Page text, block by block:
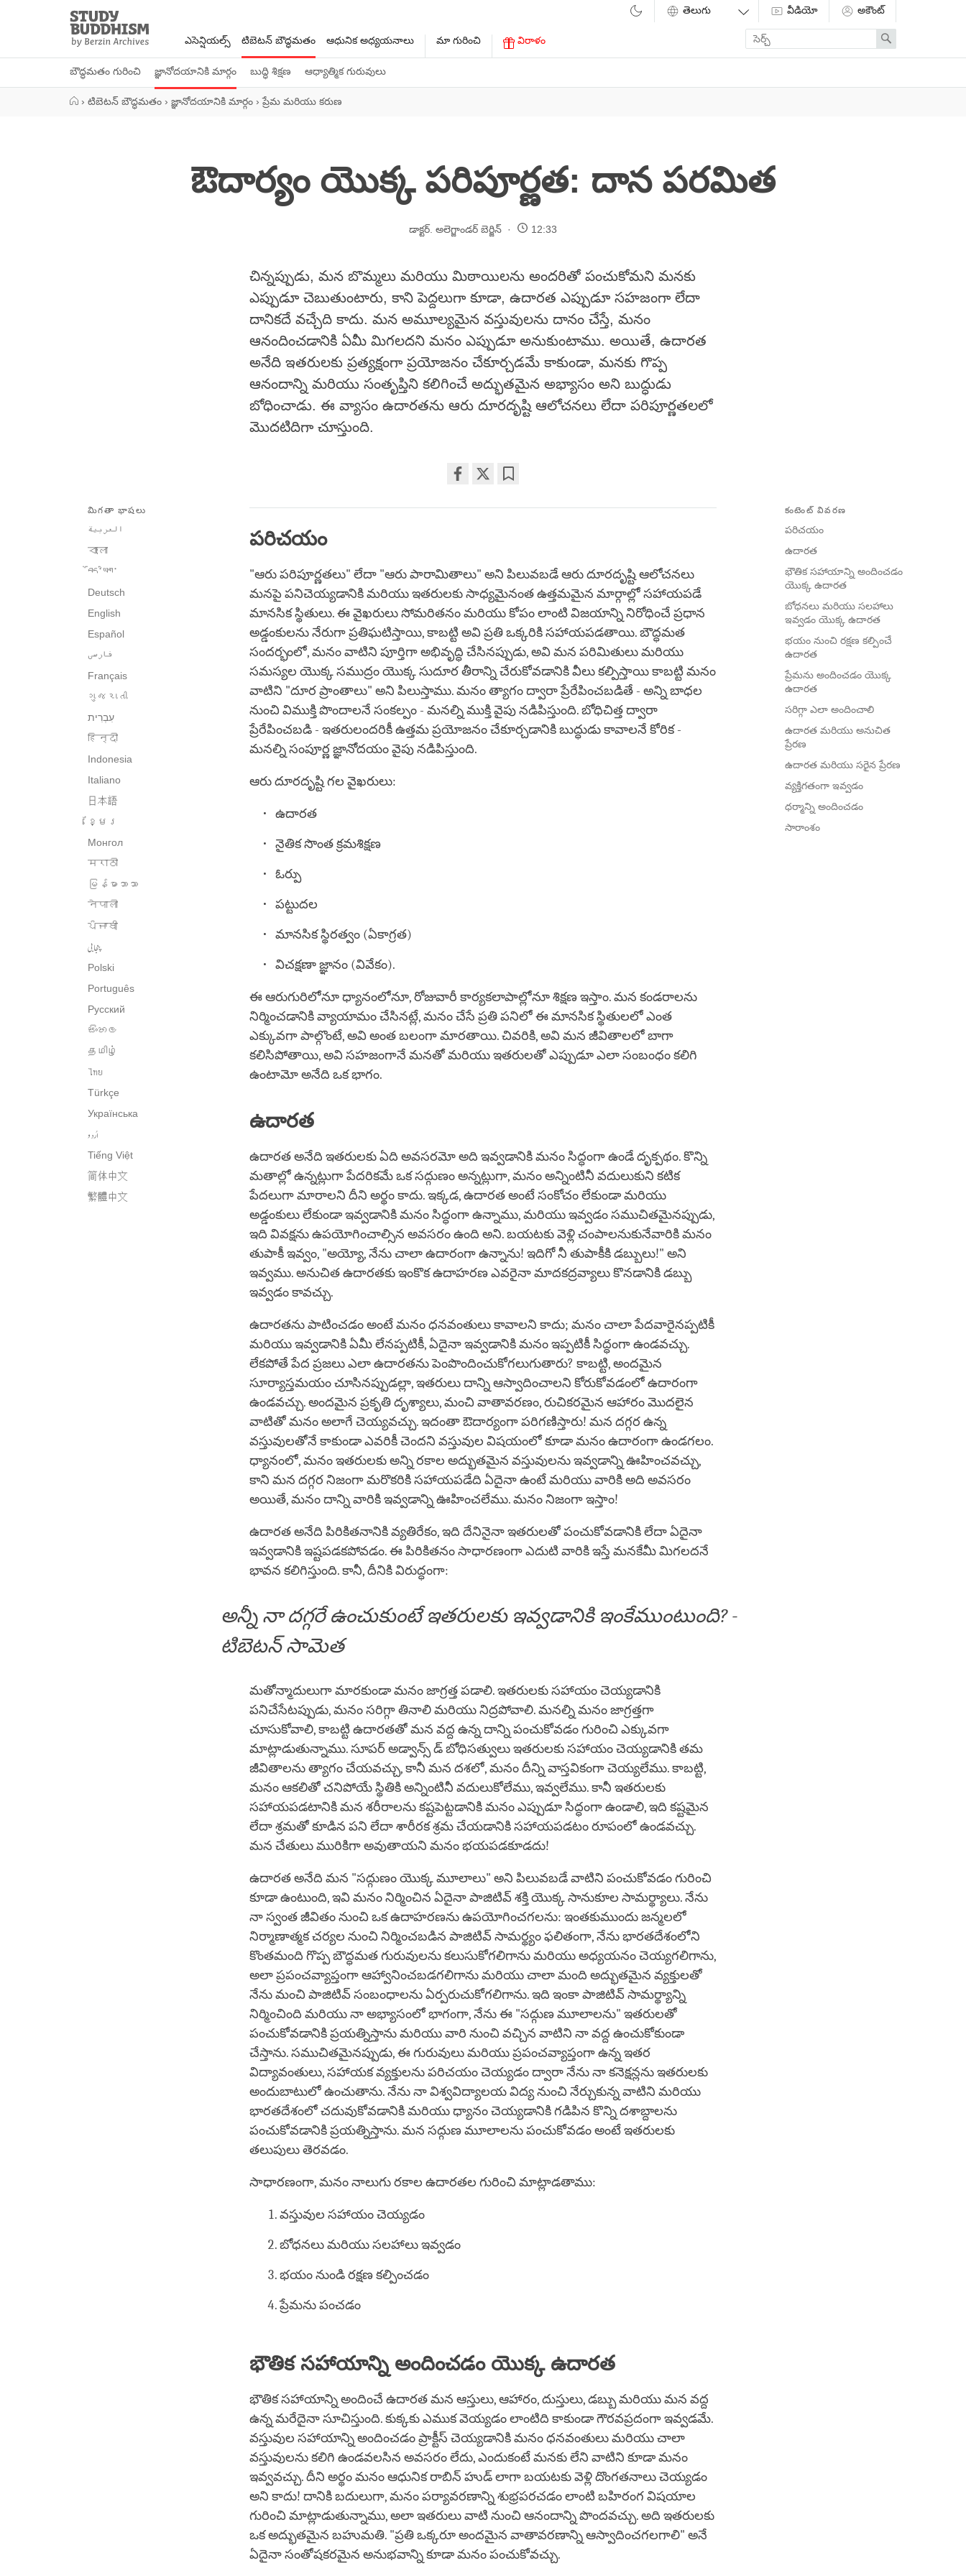
Study
Buddhism
Home
ఎసెన్షియల్స్ టిబెటన్ బౌద్ధమతం
బౌద్ధమతం గురించి జ్ఞానోదయానికి మార్గం బుద్ధి శిక్షణ ఆధ్యాత్మిక గురువులు
ఆధునిక అధ్యయనాలు మా గురించి విరాళం
వీడియో అకౌంట్
Enter
search
term
Search
› టిబెటన్ బౌద్ధమతం › జ్ఞానోదయానికి మార్గం ›ప్రేమ మరియు కరుణ
ఔదార్యం యొక్క పరిపూర్ణత: దాన పరమిత
డాక్టర్. అలెగ్జాండర్ బెర్జిన్ 12:33
చిన్నప్పుడు, మన బొమ్మలు మరియు మిఠాయిలను అందరితో పంచుకోమని మనకు
ఎప్పుడూ చెబుతుంటారు, కాని పెద్దలుగా కూడా, ఉదారత ఎప్పుడూ సహజంగా లేదా
దానికదే వచ్చేది కాదు. మన అమూల్యమైన వస్తువులను దానం చేస్తే, మనం
ఆనందించడానికి ఏమీ మిగలదని మనం ఎప్పుడూ అనుకుంటాము. అయితే, ఉదారత
అనేది ఇతరులకు ప్రత్యక్షంగా ప్రయోజనం చేకూర్చడమే కాకుండా, మనకు గొప్ప
ఆనందాన్ని మరియు సంతృప్తిని కలిగించే అద్భుతమైన అభ్యాసం అని బుద్ధుడు
బోధించాడు. ఈ వ్యాసం ఉదారతను ఆరు దూరదృష్టి ఆలోచనలు లేదా పరిపూర్ణతలలో
మొదటిదిగా చూస్తుంది.
on
కంటెంట్ వివరణ
పరిచయం
ఉదారత
భౌతిక సహాయాన్ని అందించడం
యొక్క ఉదారత
బోధనలు మరియు సలహాలు
ఇవ్వడం యొక్క ఉదారత
భయం నుంచి రక్షణ కల్పించే
ఉదారత
ప్రేమను అందించడం యొక్క
ఉదారత
సరిగ్గా ఎలా అందించాలి
ఉదారత మరియు అనుచిత
ప్రేరణ
ఉదారత మరియు సరైన ప్రేరణ
వ్యక్తిగతంగా ఇవ్వడం
ధర్మాన్ని అందించడం
సారాంశం
మిగతా భాషలు
العربية
বাংলা
བོད་ཡིག་
Deutsch
English
Español
فارسی
Français
ગુજરાતી
हिन्दी
Indonesia
Italiano
日本語
ខ្មែរ
Монгол
मराठी
မြန်မာဘာသာ
नेपाली
ਪੰਜਾਬੀ
پنجابی
Polski
Português
Русский
සිංහල
தமிழ்
ไทย
Türkçe
Українська
اُردو
Tiếng Việt
简体中文
繁體中文
పరిచయం
"ఆరు పరిపూర్ణతలు" లేదా "ఆరు పారామితాలు" అని పిలువబడే ఆరు దూరదృష్టి ఆలోచనలు
మనపై పనిచెయ్యడానికి మరియు ఇతరులకు సాధ్యమైనంత ఉత్తమమైన మార్గాల్లో సహాయపడే
మానసిక స్థితులు. ఈ వైఖరులు సోమరితనం మరియు కోపం లాంటి విజయాన్ని నిరోధించే ప్రధాన
అడ్డంకులను నేరుగా ప్రతిఘటిస్తాయి, కాబట్టి అవి ప్రతి ఒక్కరికి సహాయపడతాయి. బౌద్ధమత
సందర్భంలో, మనం వాటిని పూర్తిగా అభివృద్ధి చేసినప్పుడు, అవి మన పరిమితులు మరియు
సమస్యల యొక్క సముద్రం యొక్క సుదూర తీరాన్ని చేరుకోవడానికి వీలు కల్పిస్తాయి కాబట్టి మనం
వాటిని "దూర ప్రాంతాలు" అని పిలుస్తాము. మనం త్యాగం ద్వారా ప్రేరేపించబడితే - అన్ని బాధల
నుంచి విముక్తి పొందాలనే సంకల్పం - మనల్ని ముక్తి వైపు నడిపిస్తుంది. బోధిచిత్త ద్వారా
ప్రేరేపించబడి - ఇతరులందరికీ ఉత్తమ ప్రయోజనం చేకూర్చడానికి బుద్ధుడు కావాలనే కోరిక -
మనల్ని సంపూర్ణ జ్ఞానోదయం వైపు నడిపిస్తుంది.
ఆరు దూరదృష్టి గల వైఖరులు:
ఉదారత
నైతిక సొంత క్రమశిక్షణ
ఓర్పు
పట్టుదల
మానసిక స్థిరత్వం (ఏకాగ్రత)
విచక్షణా జ్ఞానం (వివేకం).
ఈ ఆరుగురిలోనూ ధ్యానంలోనూ, రోజువారీ కార్యకలాపాల్లోనూ శిక్షణ ఇస్తాం. మన కండరాలను
నిర్మించడానికి వ్యాయామం చేసినట్లే, మనం చేసే ప్రతి పనిలో ఈ మానసిక స్థితులలో ఎంత
ఎక్కువగా పాల్గొంటే, అవి అంత బలంగా మారతాయి. చివరికి, అవి మన జీవితాలలో బాగా
కలిసిపోతాయి, అవి సహజంగానే మనతో మరియు ఇతరులతో ఎప్పుడూ ఎలా సంబంధం కలిగి
ఉంటామో అనేది ఒక భాగం.
ఉదారత
ఉదారత అనేది ఇతరులకు ఏది అవసరమో అది ఇవ్వడానికి మనం సిద్ధంగా ఉండే దృక్పథం. కొన్ని
మతాల్లో ఉన్నట్లుగా పేదరికమే ఒక సద్గుణం అన్నట్లుగా, మనం అన్నింటినీ వదులుకుని కటిక
పేదలుగా మారాలని దీని అర్థం కాదు. ఇక్కడ, ఉదారత అంటే సంకోచం లేకుండా మరియు
అడ్డంకులు లేకుండా ఇవ్వడానికి మనం సిద్ధంగా ఉన్నాము, మరియు ఇవ్వడం సముచితమైనప్పుడు,
ఇది వివక్షను ఉపయోగించాల్సిన అవసరం ఉంది అని. బయటకు వెళ్లి చంపాలనుకునేవారికి మనం
తుపాకీ ఇవ్వం, "అయ్యో, నేను చాలా ఉదారంగా ఉన్నాను! ఇదిగో నీ తుపాకీకి డబ్బులు!" అని
ఇవ్వము. అనుచిత ఉదారతకు ఇంకొక ఉదాహరణ ఎవరైనా మాదకద్రవ్యాలు కొనడానికి డబ్బు
ఇవ్వడం కావచ్చు.
ఉదారతను పాటించడం అంటే మనం ధనవంతులు కావాలని కాదు; మనం చాలా పేదవారైనప్పటికీ
మరియు ఇవ్వడానికి ఏమీ లేనప్పటికీ, ఏదైనా ఇవ్వడానికి మనం ఇప్పటికీ సిద్ధంగా ఉండవచ్చు.
లేకపోతే పేద ప్రజలు ఎలా ఉదారతను పెంపొందించుకోగలుగుతారు? కాబట్టి, అందమైన
సూర్యాస్తమయం చూసినప్పుడల్లా, ఇతరులు దాన్ని ఆస్వాదించాలని కోరుకోవడంలో ఉదారంగా
ఉండవచ్చు. అందమైన ప్రకృతి దృశ్యాలు, మంచి వాతావరణం, రుచికరమైన ఆహారం మొదలైన
వాటితో మనం అలాగే చెయ్యవచ్చు. ఇదంతా ఔదార్యంగా పరిగణిస్తారు! మన దగ్గర ఉన్న
వస్తువులతోనే కాకుండా ఎవరికీ చెందని వస్తువుల విషయంలో కూడా మనం ఉదారంగా ఉండగలం.
ధ్యానంలో, మనం ఇతరులకు అన్ని రకాల అద్భుతమైన వస్తువులను ఇవ్వడాన్ని ఊహించవచ్చు,
కాని మన దగ్గర నిజంగా మరొకరికి సహాయపడేది ఏదైనా ఉంటే మరియు వారికి అది అవసరం
అయితే, మనం దాన్ని వారికి ఇవ్వడాన్ని ఊహించలేము. మనం నిజంగా ఇస్తాం!
ఉదారత అనేది పిరికితనానికి వ్యతిరేకం, ఇది దేనినైనా ఇతరులతో పంచుకోవడానికి లేదా ఏదైనా
ఇవ్వడానికి ఇష్టపడకపోవడం. ఈ పిరికితనం సాధారణంగా ఎదుటి వారికి ఇస్తే మనకేమీ మిగలదనే
భావన కలిగిస్తుంది. కానీ, దీనికి విరుద్ధంగా:
అన్నీ నా దగ్గరే ఉంచుకుంటే ఇతరులకు ఇవ్వడానికి ఇంకేముంటుంది? -
టిబెటన్ సామెత
మతోన్మాదులుగా మారకుండా మనం జాగ్రత్త పడాలి. ఇతరులకు సహాయం చెయ్యడానికి
పనిచేసేటప్పుడు, మనం సరిగ్గా తినాలి మరియు నిద్రపోవాలి. మనల్ని మనం జాగ్రత్తగా
చూసుకోవాలి, కాబట్టి ఉదారతతో మన వద్ద ఉన్న దాన్ని పంచుకోవడం గురించి ఎక్కువగా
మాట్లాడుతున్నాము. సూపర్ అడ్వాన్స్ డ్ బోధిసత్వులు ఇతరులకు సహాయం చెయ్యడానికి తమ
జీవితాలను త్యాగం చేయవచ్చు, కానీ మన దశలో, మనం దీన్ని వాస్తవికంగా చెయ్యలేము. కాబట్టి,
మనం ఆకలితో చనిపోయే స్థితికి అన్నింటినీ వదులుకోలేము, ఇవ్వలేము. కానీ ఇతరులకు
సహాయపడటానికి మన శరీరాలను కష్టపెట్టడానికి మనం ఎప్పుడూ సిద్ధంగా ఉండాలి, ఇది కష్టమైన
లేదా శ్రమతో కూడిన పని లేదా శారీరక శ్రమ చేయడానికి సహాయపడటం రూపంలో ఉండవచ్చు.
మన చేతులు మురికిగా అవుతాయని మనం భయపడకూడదు!
ఉదారత అనేది మన "సద్గుణం యొక్క మూలాలు" అని పిలువబడే వాటిని పంచుకోవడం గురించి
కూడా ఉంటుంది, ఇవి మనం నిర్మించిన ఏదైనా పాజిటివ్ శక్తి యొక్క సానుకూల సామర్థ్యాలు. నేను
నా స్వంత జీవితం నుంచి ఒక ఉదాహరణను ఉపయోగించగలను: ఇంతకుముందు జన్మలలో
నిర్మాణాత్మక చర్యల నుంచి నిర్మించబడిన పాజిటివ్ సామర్థ్యం ఫలితంగా, నేను భారతదేశంలోని
కొంతమంది గొప్ప బౌద్ధమత గురువులను కలుసుకోగలిగాను మరియు అధ్యయనం చెయ్యగలిగాను,
అలా ప్రపంచవ్యాప్తంగా ఆహ్వానించబడగలిగాను మరియు చాలా మంది అద్భుతమైన వ్యక్తులతో
నేను మంచి పాజిటివ్ సంబంధాలను ఏర్పరుచుకోగలిగాను. ఇది ఇంకా పాజిటివ్ సామర్థ్యాన్ని
నిర్మించింది మరియు నా అభ్యాసంలో భాగంగా, నేను ఈ "సద్గుణ మూలాలను" ఇతరులతో
పంచుకోవడానికి ప్రయత్నిస్తాను మరియు వారి నుంచి వచ్చిన వాటిని నా వద్ద ఉంచుకోకుండా
చేస్తాను. సముచితమైనప్పుడు, ఈ గురువులు మరియు ప్రపంచవ్యాప్తంగా ఉన్న ఇతర
విద్యావంతులు, సహాయక వ్యక్తులను పరిచయం చెయ్యడం ద్వారా నేను నా కనెక్షన్లను ఇతరులకు
అందుబాటులో ఉంచుతాను. నేను నా విశ్వవిద్యాలయ విద్య నుంచి నేర్చుకున్న వాటిని మరియు
భారతదేశంలో చదువుకోవడానికి మరియు ధ్యానం చెయ్యడానికి గడిపిన కొన్ని దశాబ్దాలను
పంచుకోవడానికి ప్రయత్నిస్తాను. మన సద్గుణ మూలాలను పంచుకోవడం అంటే ఇతరులకు
తలుపులు తెరవడం.
సాధారణంగా, మనం నాలుగు రకాల ఉదారతల గురించి మాట్లాడతాము:
వస్తువుల సహాయం చెయ్యడం
బోధనలు మరియు సలహాలు ఇవ్వడం
భయం నుండి రక్షణ కల్పించడం
ప్రేమను పంచడం
భౌతిక సహాయాన్ని అందించడం యొక్క ఉదారత
భౌతిక సహాయాన్ని అందించే ఉదారత మన ఆస్తులు, ఆహారం, దుస్తులు, డబ్బు మరియు మన వద్ద
ఉన్న మరేదైనా సూచిస్తుంది. కుక్కకు ఎముక వెయ్యడం లాంటిది కాకుండా గౌరవప్రదంగా ఇవ్వడమే.
వస్తువుల సహాయాన్ని అందించడం ప్రాక్టీస్ చెయ్యడానికి మనం ధనవంతులు మరియు చాలా
వస్తువులను కలిగి ఉండవలసిన అవసరం లేదు, ఎందుకంటే మనకు లేని వాటిని కూడా మనం
ఇవ్వవచ్చు. దీని అర్థం మనం ఆధునిక రాబిన్ హుడ్ లాగా బయటకు వెళ్లి దొంగతనాలు చెయ్యడం
అని కాదు! దానికి బదులుగా, మనం పర్యావరణాన్ని శుభ్రపరచడం లాంటి బహిరంగ విషయాల
గురించి మాట్లాడుతున్నాము, అలా ఇతరులు వాటి నుంచి ఆనందాన్ని పొందవచ్చు. అది ఇతరులకు
ఒక అద్భుతమైన బహుమతి. "ప్రతి ఒక్కరూ అందమైన వాతావరణాన్ని ఆస్వాదించగలగాలి" అనే
ఏదైనా సంతోషకరమైన అనుభవాన్ని కూడా మనం పంచుకోవచ్చు.